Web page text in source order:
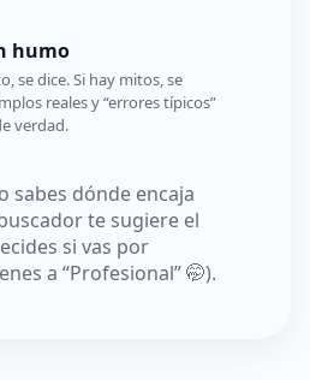
humo
se dice. Si hay mitos, se
reales y “errores típicos”
verdad.
sabes dónde encaja
te sugiere el
si vas por
a “Profesional” 🤭).